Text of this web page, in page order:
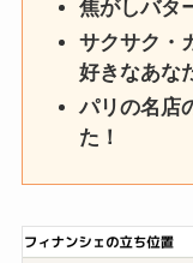
焦がしバタ
サクサク・
好きなあな
パリの名店
た！